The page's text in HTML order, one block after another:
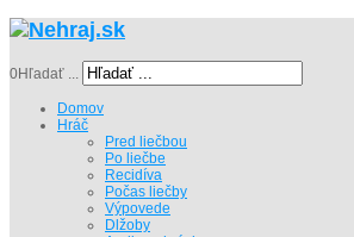
0Hľadať ...
Domov
Hráč
Pred liečbou
Po liečbe
Recidíva
Počas liečby
Výpovede
Dlžoby